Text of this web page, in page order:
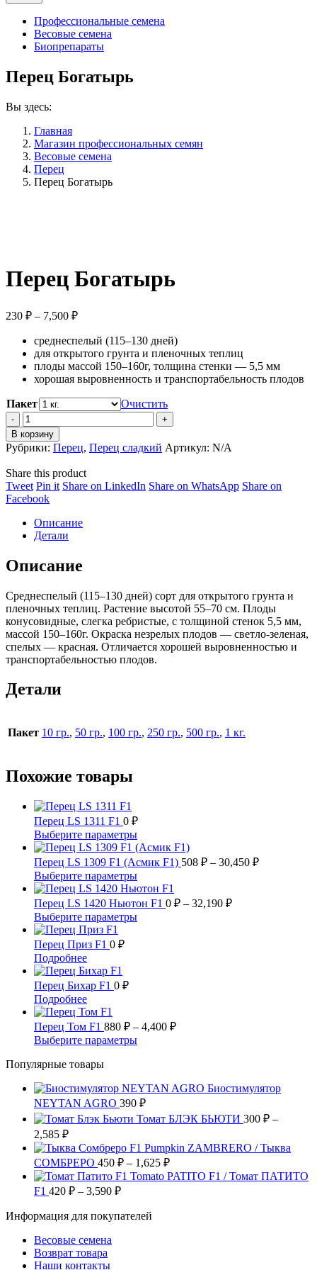
Профессиональные семена
Весовые семена
Биопрепараты
Перец Богатырь
Вы здесь:
Главная
Магазин профессиональных семян
Весовые семена
Перец
Перец Богатырь
Перец Богатырь
230 ₽ – 7,500 ₽Диапазон
230 ₽
–
7,500 ₽
среднеспелый (115–130 дней)
для открытого грунта и пленочных теплиц
плоды массой 150–160г, толщина стенки — 5,5 мм
хорошая выровненность и транспортабельность плодов
Пакет
Очистить
Перец
Богатырь
quantity
В корзину
Рубрики: Перец, Перец сладкий Артикул: N/A
Share this product
TweetShare
on
Pin itShare
Share on LinkedIn Share
Share on WhatsAppShare
Share on
FacebookShare
Facebook
Описание
Детали
Описание
Среднеспелый (115–130 дней) сорт для открытого грунта и
пленочных теплиц. Растение высотой 55–70 см. Плоды
конусовидные, слегка ребристые, с толщиной стенок 5,5 мм,
массой 150–160г. Окраска незрелых плодов — светло-зеленая,
спелых — красная. Отличается хорошей выровненностью и
транспортабельностью плодов.
Детали
Пакет 10 гр., 50 гр., 100 гр., 250 гр., 500 гр., 1 кг.
Похожие товары
Перец LS 1311 F1 0 ₽
Выберите параметрыЭтот
товар
имеет
несколько
вариаций.
Опции
можно
выбрать
Перец LS 1309 F1 (Асмик F1) 508 ₽ – 30,450 ₽Диапазон
Выберите параметрыЭтот
товар
имеет
несколько
вариаций.
Перец LS 1420 Ньютон F1 0 ₽ – 32,190 ₽Диапазон
Выберите параметрыЭтот
странице
товара.
Перец Приз F1 0 ₽
ПодробнееЭтот
товар
имеет
несколько
вариаций.
Опции
можно
выбрать
странице
товара.
Перец Бихар F1 0 ₽
ПодробнееЭтот
товар
имеет
несколько
вариаций.
Опции
выбрать
на
странице
товара.
Перец Том F1 880 ₽ – 4,400 ₽Диапазон
Выберите параметрыЭтот
вариаций.
Опции
можно
на
странице
товара.
Популярные товары
Биостимулятор
NEYTAN AGRO 390 ₽
Томат БЛЭК БЬЮТИ 300 ₽ –
2,585 ₽Диапазон
цен:
300 ₽
–
2,585 ₽
Pumpkin ZAMBRERO / Тыква
СОМБРЕРО 450 ₽ – 1,625 ₽Диапазон
цен:
Tomato PATITO F1 / Томат ПАТИТО
F1 420 ₽ – 3,590 ₽Диапазон
420 ₽
Информация для покупателей
Весовые семена
Возврат товара
Наши контакты